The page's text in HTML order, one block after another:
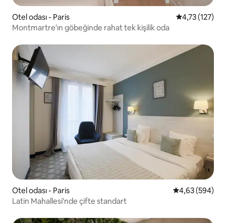
Otel odası - Paris 5 üzerinden
4,73 (127)
Montmartre'ın göbeğinde rahat tek kişilik oda
Otel odası - Paris 5 üzerinden
4,63 (594)
Latin Mahallesi'nde çifte standart